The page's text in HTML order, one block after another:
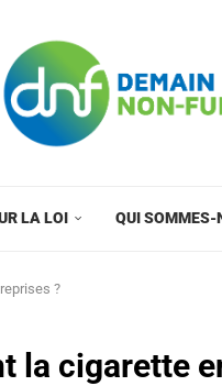
LA LOI QUI SOMMES-
?
la cigarette